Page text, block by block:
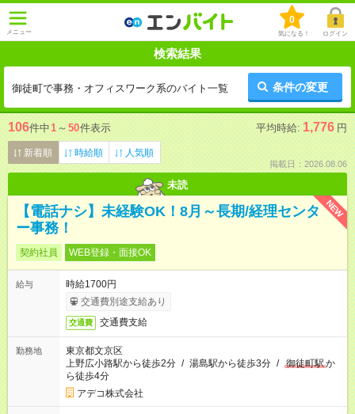
メニュー
0
気になる！ ログイン
検索結果
御徒町で事務・オフィスワーク系のバイト一覧 条件の変更
106件中1 ～ 50件表示 平均時給: 1,776 円
新着順 時給順 人気順
掲載日：2026.08.06
未読
NEW
【電話ナシ】未経験OK！8月～長期/経理センタ
ー事務！
契約社員 WEB登録・面接OK
給与
時給1700円
交通費別途支給あり
交通費 交通費支給
勤務地
東京都文京区
上野広小路駅から徒歩2分 / 湯島駅から徒歩3分 / 御徒町駅か
ら徒歩4分
アデコ株式会社